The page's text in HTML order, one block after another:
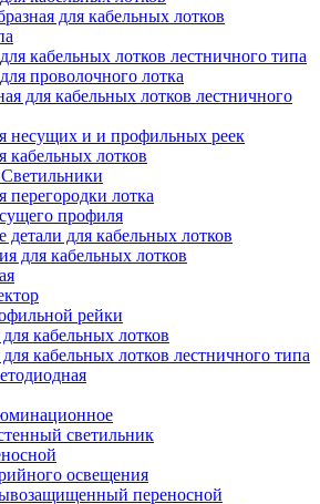
для кабельных лотков
кабельных лотков лестничного типа
проволочного лотка
для кабельных лотков лестничного
несущих и и профильных реек
кабельных лотков
Светильники
перегородки лотка
профиля
для кабельных лотков
для кабельных лотков
рейки
кабельных лотков
для кабельных лотков лестничного типа
светильник
освещения
переносной